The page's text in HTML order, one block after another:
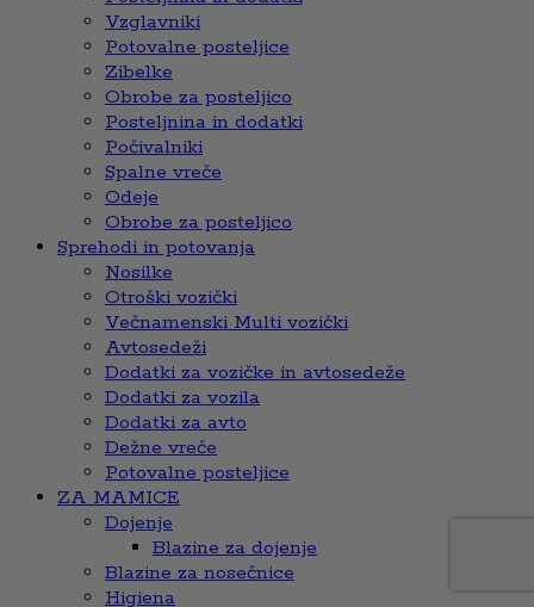
Vzglavniki
Potovalne posteljice
Zibelke
Obrobe za posteljico
Posteljnina in dodatki
Počivalniki
Spalne vreče
Odeje
Obrobe za posteljico
Sprehodi in potovanja
Nosilke
Otroški vozički
Večnamenski Multi vozički
Avtosedeži
Dodatki za vozičke in avtosedeže
Dodatki za vozila
Dodatki za avto
Dežne vreče
Potovalne posteljice
ZA MAMICE
Dojenje
Blazine za dojenje
Blazine za nosečnice
Higiena